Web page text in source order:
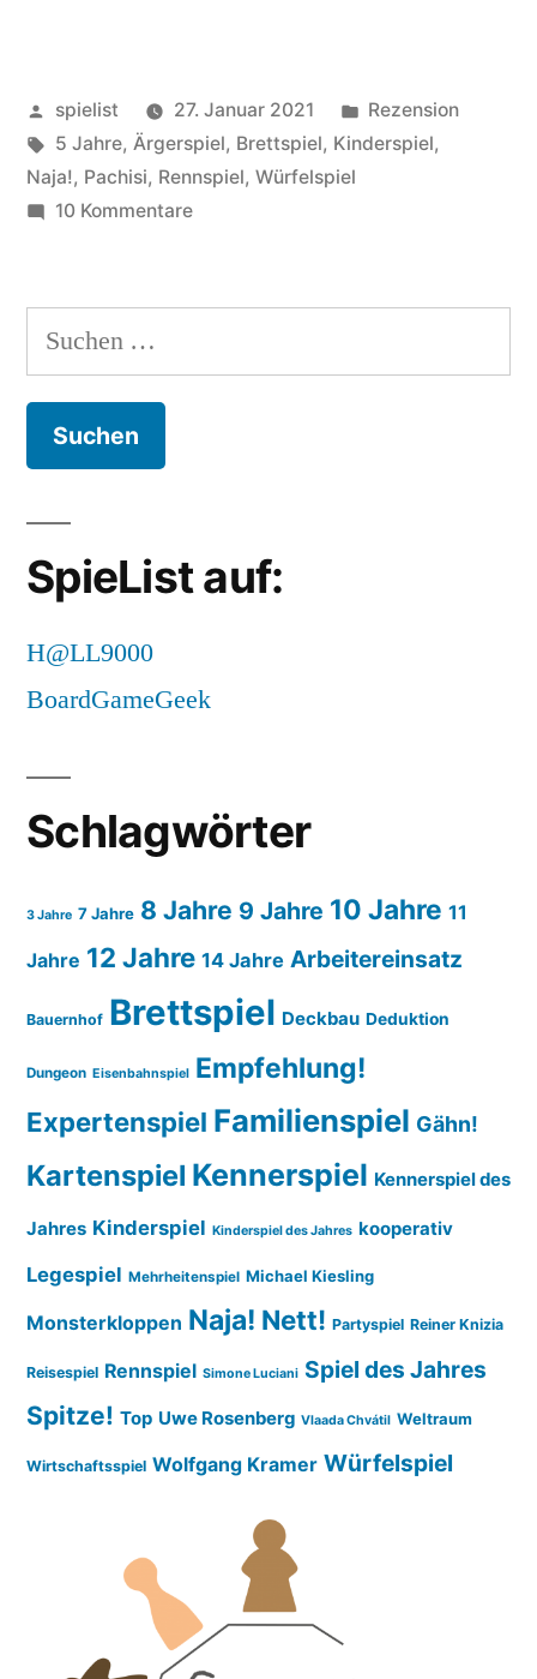
Veröffentlicht
von
spielist 27. Januar 2021
Veröffentlicht
in
Rezension
Schlagwörter:
5 Jahre, Ärgerspiel, Brettspiel, Kinderspiel,
Naja!, Pachisi, Rennspiel, Würfelspiel
10 Kommentarezu
dich
Suchen
nach:
SpieList auf:
H@LL9000
BoardGameGeek
Schlagwörter
3 Jahre 7 Jahre 8 Jahre 9 Jahre 10 Jahre 11
Jahre 12 Jahre 14 Jahre Arbeitereinsatz
Bauernhof Brettspiel Deckbau Deduktion
Dungeon Eisenbahnspiel Empfehlung!
Expertenspiel Familienspiel Gähn!
Kartenspiel Kennerspiel Kennerspiel des
Jahres Kinderspiel Kinderspiel des Jahres kooperativ
Legespiel Mehrheitenspiel Michael Kiesling
Monsterkloppen Naja! Nett! Partyspiel Reiner Knizia
Reisespiel Rennspiel Simone Luciani Spiel des Jahres
Spitze! Top Uwe Rosenberg Vlaada Chvátil Weltraum
Wirtschaftsspiel Wolfgang Kramer Würfelspiel